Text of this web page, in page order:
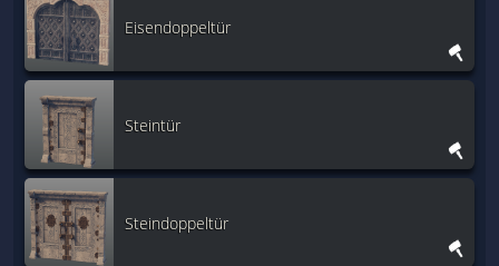
Eisendoppeltür
Steintür
Steindoppeltür